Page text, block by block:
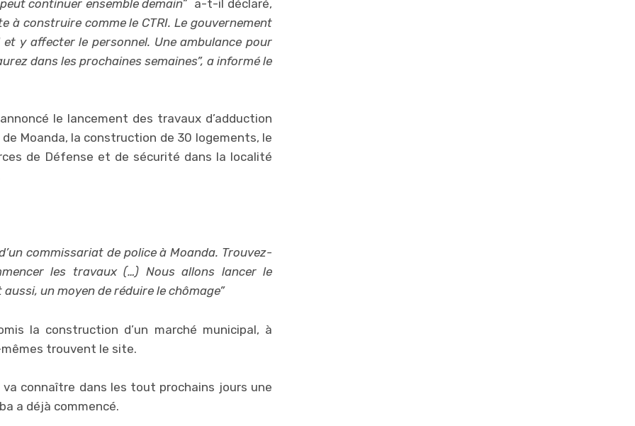
continuer ensemble demain” a-t-il déclaré,
à construire comme le CTRI. Le gouvernement
et y affecter le personnel. Une ambulance pour
dans les prochaines semaines”, a informé le
le lancement des travaux d’adduction
Moanda, la construction de 30 logements, le
de Défense et de sécurité dans la localité
commissariat de police à Moanda. Trouvez-
les travaux (…) Nous allons lancer le
un moyen de réduire le chômage”
la construction d’un marché municipal, à
trouvent le site.
va connaître dans les tout prochains jours une
a déjà commencé.